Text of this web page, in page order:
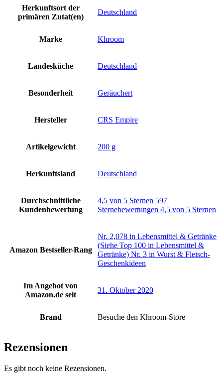
Herkunftsort der
primären Zutat(en)
‎Deutschland
Marke ‎Khroom
Landesküche ‎Deutschland
Besonderheit ‎Geräuchert
Hersteller ‎CRS Empire
Artikelgewicht ‎200 g
Herkunftsland ‎Deutschland
Durchschnittliche
Kundenbewertung
4,5 von 5 Sternen 597
Sternebewertungen 4,5 von 5 Sternen
Amazon Bestseller-Rang
Nr. 2,078 in Lebensmittel & Getränke
(Siehe Top 100 in Lebensmittel &
Getränke) Nr. 3 in Wurst & Fleisch-
Geschenkideen
Im Angebot von
Amazon.de seit
31. Oktober 2020
Brand Besuche den Khroom-Store
Rezensionen
Es gibt noch keine Rezensionen.